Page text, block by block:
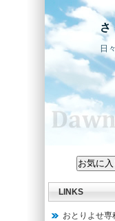
日
LINKS
おとりよせ専